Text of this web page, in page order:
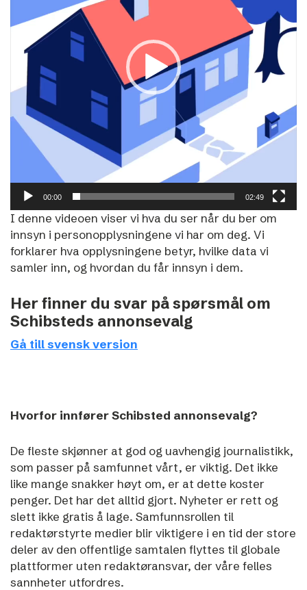
00:00 02:49
I denne videoen viser vi hva du ser når du ber om
innsyn i personopplysningene vi har om deg. Vi
forklarer hva opplysningene betyr, hvilke data vi
samler inn, og hvordan du får innsyn i dem.
Her finner du svar på spørsmål om
Schibsteds annonsevalg
Gå till svensk version
Hvorfor innfører Schibsted annonsevalg?
De fleste skjønner at god og uavhengig journalistikk,
som passer på samfunnet vårt, er viktig. Det ikke
like mange snakker høyt om, er at dette koster
penger. Det har det alltid gjort. Nyheter er rett og
slett ikke gratis å lage. Samfunnsrollen til
redaktørstyrte medier blir viktigere i en tid der store
deler av den offentlige samtalen flyttes til globale
plattformer uten redaktøransvar, der våre felles
sannheter utfordres.